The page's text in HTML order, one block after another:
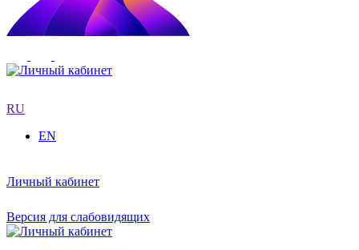
RU
EN
Личный кабинет
Версия для слабовидящих